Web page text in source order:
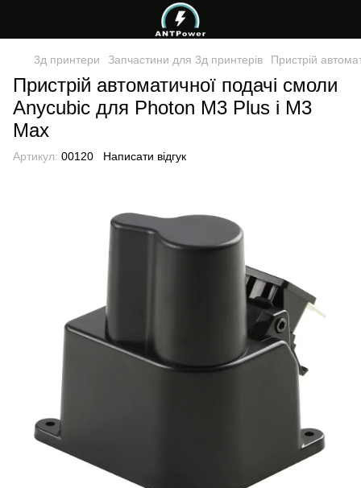
3д принтери Запчастини для 3д принтерів Пристрій
Пристрій автоматичної подачі смоли
Anycubic для Photon M3 Plus і M3
Max
Артикул: 00120 Написати відгук